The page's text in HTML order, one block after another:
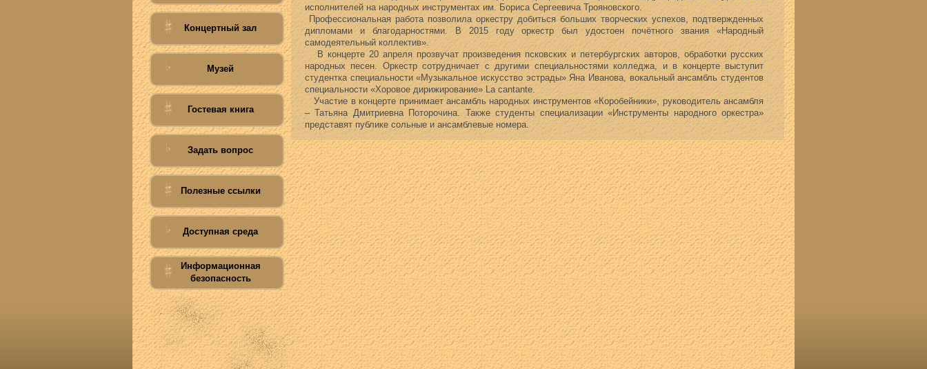
Концертный зал
Музей
Гостевая книга
Задать вопрос
Полезные ссылки
Доступная среда
Информационная
безопасность
исполнителей на народных инструментах им. Бориса Сергеевича Трояновского.
Профессиональная работа позволила оркестру добиться больших творческих успехов, подтвержденных
дипломами и благодарностями. В 2015 году оркестр был удостоен почётного звания «Народный
самодеятельный коллектив».
В концерте 20 апреля прозвучат произведения псковских и петербургских авторов, обработки русских
народных песен. Оркестр сотрудничает с другими специальностями колледжа, и в концерте выступит
студентка специальности «Музыкальное искусство эстрады» Яна Иванова, вокальный ансамбль студентов
специальности «Хоровое дирижирование» La cantante.
Участие в концерте принимает ансамбль народных инструментов «Коробейники», руководитель ансамбля
– Татьяна Дмитриевна Поторочина. Также студенты специализации «Инструменты народного оркестра»
представят публике сольные и ансамблевые номера.